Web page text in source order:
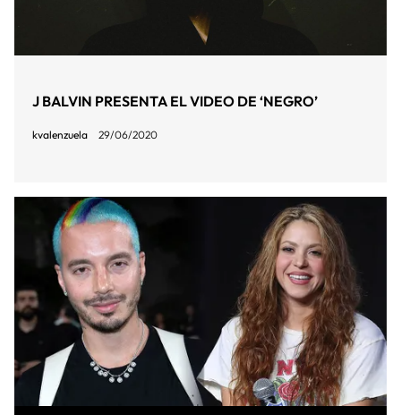
J BALVIN PRESENTA EL VIDEO DE ‘NEGRO’
kvalenzuela 29/06/2020